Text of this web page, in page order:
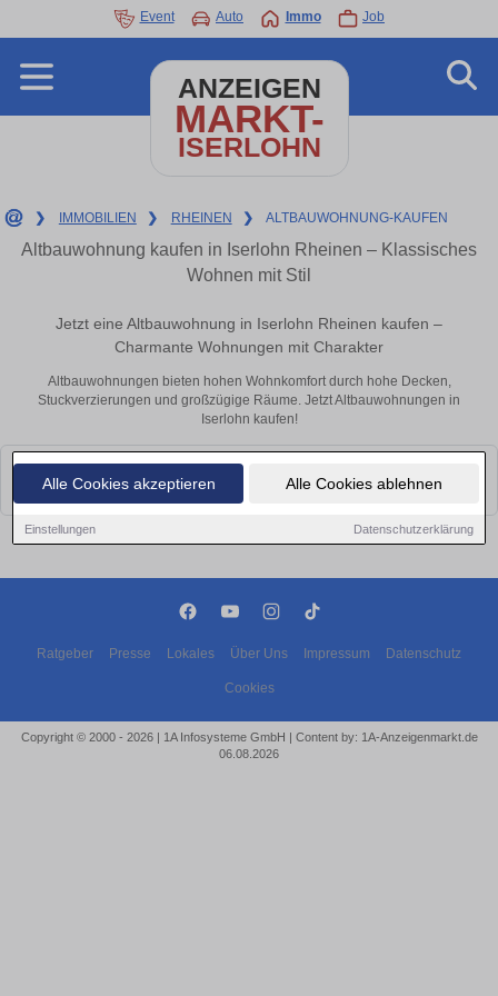
Alle Cookies akzeptieren Alle Cookies ablehnen
Einstellungen Datenschutzerklärung
Event Auto Immo Job
ANZEIGEN
MARKT-
ISERLOHN
❯ IMMOBILIEN ❯ RHEINEN ❯ ALTBAUWOHNUNG-KAUFEN
Altbauwohnung kaufen in Iserlohn Rheinen – Klassisches
Wohnen mit Stil
Jetzt eine Altbauwohnung in Iserlohn Rheinen kaufen –
Charmante Wohnungen mit Charakter
Altbauwohnungen bieten hohen Wohnkomfort durch hohe Decken,
Stuckverzierungen und großzügige Räume. Jetzt Altbauwohnungen in
Iserlohn kaufen!
Leider konnten wir derzeit keine passenden Objekte finden. Schauen Sie
bald wieder vorbei!
Ratgeber Presse Lokales Über Uns Impressum Datenschutz
Cookies
Copyright © 2000 - 2026 | 1A Infosysteme GmbH | Content by: 1A-Anzeigenmarkt.de
06.08.2026